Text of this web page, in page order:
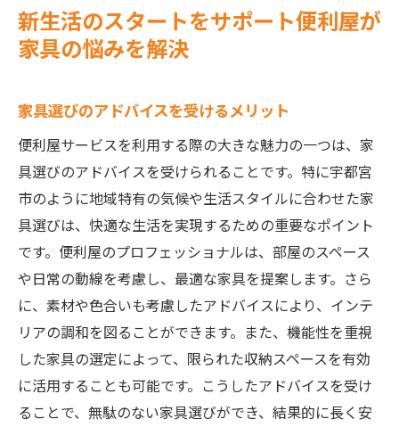
新生活のスタートをサポート便利屋が
家具の悩みを解決
家具選びのアドバイスを受けるメリット
便利屋サービスを利用する際の大きな魅力の一つは、家
具選びのアドバイスを受けられることです。特に宇都宮
市のように地域特有の気候や生活スタイルに合わせた家
具選びは、快適な生活を実現するための重要なポイント
です。便利屋のプロフェッショナルは、部屋のスペース
や日常の動線を考慮し、最適な家具を提案します。さら
に、素材や色合いも考慮したアドバイスにより、インテ
リアの調和を図ることができます。また、機能性を重視
した家具の選定によって、限られた収納スペースを有効
に活用することも可能です。こうしたアドバイスを受け
ることで、無駄のない家具選びができ、結果的に長く安